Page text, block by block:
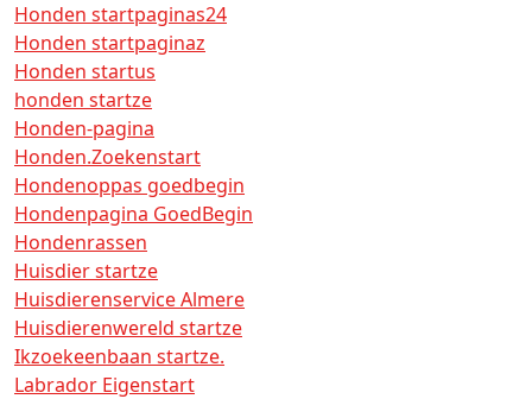
Honden startpaginas24
Honden startpaginaz
Honden startus
honden startze
Honden-pagina
Honden.Zoekenstart
Hondenoppas goedbegin
Hondenpagina GoedBegin
Hondenrassen
Huisdier startze
Huisdierenservice Almere
Huisdierenwereld startze
Ikzoekeenbaan startze.
Labrador Eigenstart